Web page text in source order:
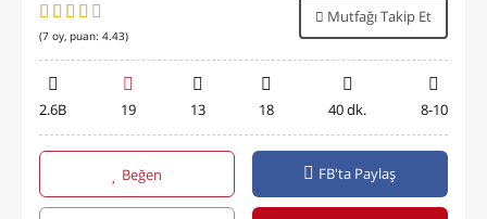
(7 oy, puan: 4.43)
Mutfağı Takip Et
2.6B 19 13 18 40 dk. 8-10
Beğen FB'ta Paylaş